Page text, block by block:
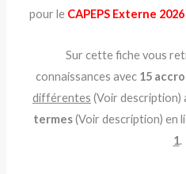
pour le CAPEPS Externe
Sur cette fiche vous
connaissances avec 15
différentes (Voir description)
termes(Voir description) en
1.